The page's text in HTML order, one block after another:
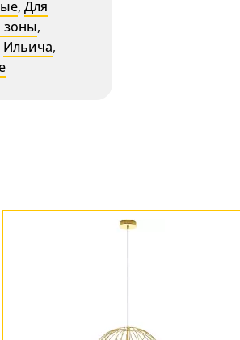
, Для
зоны,
Ильича,